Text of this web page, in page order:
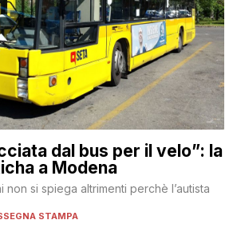
dal bus per il velo”: la
a Modena
non si spiega altrimenti perchè l’autista
STAMPA